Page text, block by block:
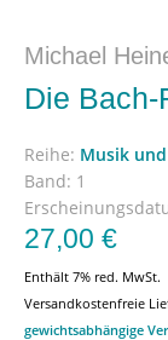
Michael
Die
Reihe: Musik
Band: 1
27,00 €
Enthält 7% red. MwSt.
Versandkostenfreie
gewichtsabhängige